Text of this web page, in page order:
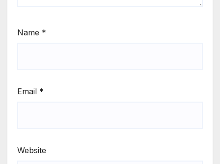
Name *
Email *
Website